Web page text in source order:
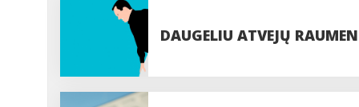
DAUGELIU ATVEJŲ